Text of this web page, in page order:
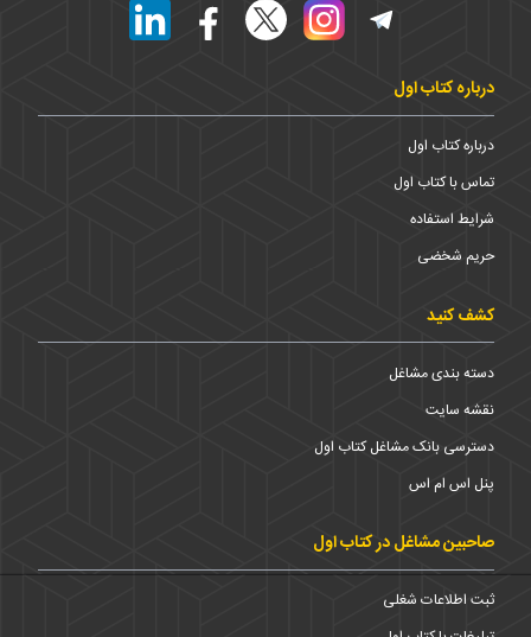
درباره کتاب اول
درباره کتاب اول
تماس با کتاب اول
شرایط استفاده
حریم شخضی
کشف کنید
دسته بندی مشاغل
نقشه سایت
دسترسی بانک مشاغل کتاب اول
پنل اس ام اس
صاحبین مشاغل در کتاب اول
ثبت اطلاعات شغلی